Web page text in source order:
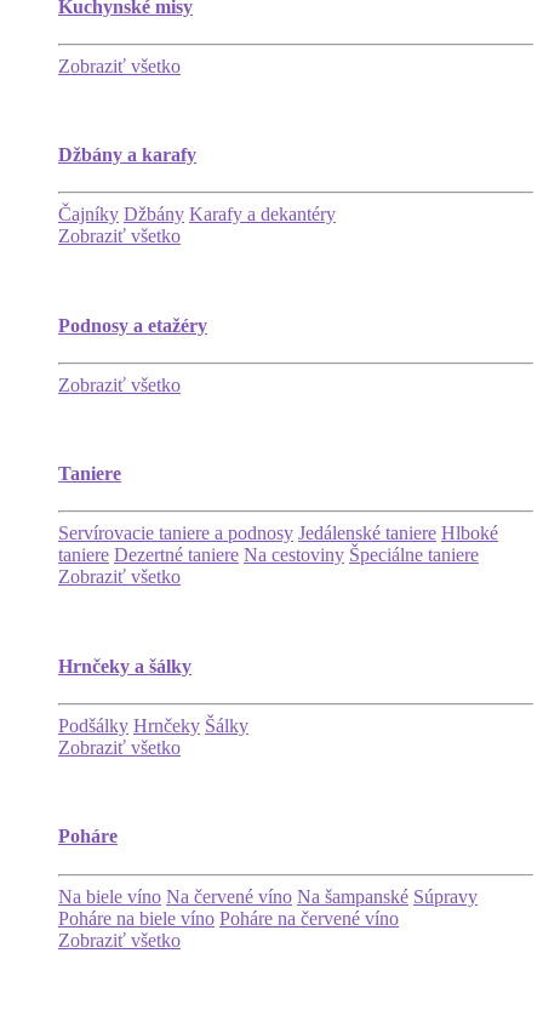
Kuchynské misy
Zobraziť všetko
Džbány a karafy
Čajníky Džbány Karafy a dekantéry
Zobraziť všetko
Podnosy a etažéry
Zobraziť všetko
Taniere
Servírovacie taniere a podnosy Jedálenské taniere Hlboké
taniere Dezertné taniere Na cestoviny Špeciálne taniere
Zobraziť všetko
Hrnčeky a šálky
Podšálky Hrnčeky Šálky
Zobraziť všetko
Poháre
Na biele víno Na červené víno Na šampanské Súpravy
Poháre na biele víno Poháre na červené víno
Zobraziť všetko